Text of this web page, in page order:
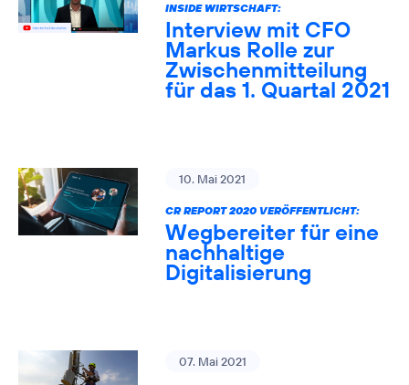
INSIDE WIRTSCHAFT:
Interview mit CFO
Markus Rolle zur
Zwischenmitteilung
für das 1. Quartal 2021
10. Mai 2021
CR REPORT 2020 VERÖFFENTLICHT:
Wegbereiter für eine
nachhaltige
Digitalisierung
07. Mai 2021